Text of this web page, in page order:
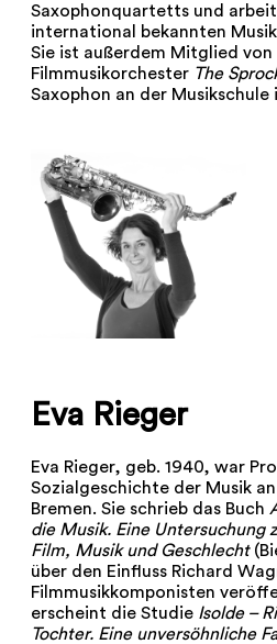
Saxophonquartetts und
international bekannten
Sie ist außerdem Mitglied von
Filmmusikorchester The
Saxophon an der
Eva Rieger
Eva Rieger, geb. 1940, war
Sozialgeschichte der Musik
Bremen. Sie schrieb das Buch
die Musik. Eine Untersuchung
Film, Musik und Geschlecht
über den Einfluss Richard
Filmmusikkomponisten
erscheint die Studie Isolde –
Tochter. Eine unversöhnliche